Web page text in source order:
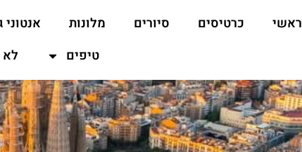
ראשי כרטיסים סיורים מלונות אנטוני
טיפים
לא